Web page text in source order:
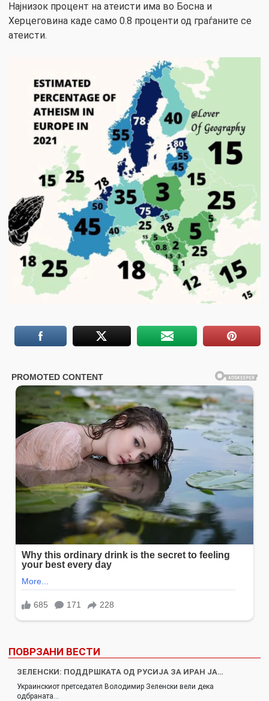
Најнизок процент на атеисти има во Босна и
Херцеговина каде само 0.8 проценти од граѓаните се
атеисти.
ПОВРЗАНИ ВЕСТИ
ЗЕЛЕНСКИ: ПОДДРШКАТА ОД РУСИЈА ЗА ИРАН ЈА…
Украинскиот претседател Володимир Зеленски вели дека
одбраната…